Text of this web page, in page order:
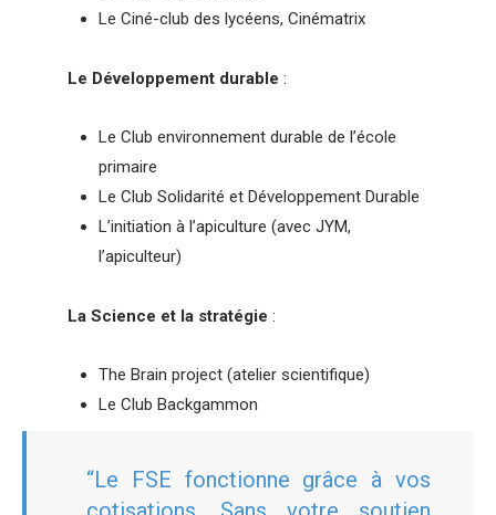
Le Ciné-club des lycéens, Cinématrix
Le Développement durable :
Le Club environnement durable de l’école
primaire
Le Club Solidarité et Développement Durable
L’initiation à l’apiculture (avec JYM,
l’apiculteur)
La Science et la stratégie :
The Brain project (atelier scientifique)
Le Club Backgammon
“Le FSE fonctionne grâce à vos